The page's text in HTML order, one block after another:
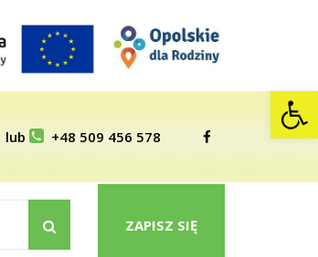
lub +48 509 456 578
ZAPISZ SIĘ